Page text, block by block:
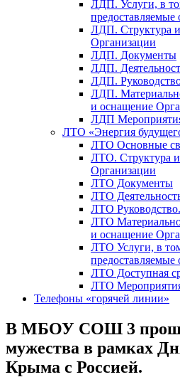
ЛДП. Услуги, в
предоставляемые
ЛДП. Структура
Организации
ЛДП. Документы
ЛДП.
ЛДП.
ЛДП.
и оснащение
ЛДП
ЛТО «Энергия
ЛТО Основные
ЛТО. Структура
Организации
ЛТО Документы
ЛТО
ЛТО
ЛТО
и оснащение
ЛТО Услуги, в
предоставляемые
ЛТО Доступная
ЛТО
Телефоны «горячей линии»
В МБОУ СОШ 3
мужества в рамках
Крыма с Россией.